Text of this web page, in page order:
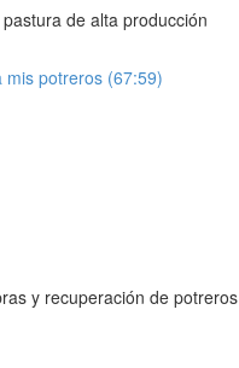
de alta producción
mis potreros (67:59)
y recuperación de potreros